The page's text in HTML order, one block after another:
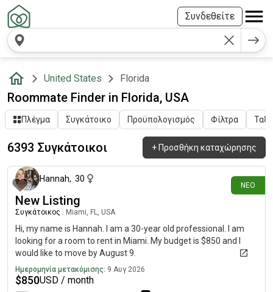
Συνδεθείτε
United States Florida
Roommate Finder in Florida, USA
Πλέγμα Συγκάτοικο Προϋπολογισμός Φίλτρα
6393 Συγκάτοικοι + Προσθήκη καταχώρησης
ΝΈΟ
περίπου 2 ώρες πριν
Hannah, 30
New Listing
Συγκάτοικος Miami, FL, USA
Hi, my name is Hannah. I am a 30-year old professional. I am
looking for a room to rent in Miami. My budget is $850 and I
would like to move by August 9.
Ημερομηνία μετακόμισης: 9 Αυγ 2026
$850USD / month